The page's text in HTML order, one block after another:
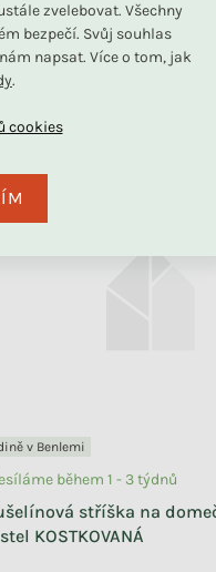
zvelebovat. Všechny
bezpečí. Svůj souhlas
napsat. Více o tom, jak
.
v Benlemi
stříška na
KOSTKOVANÁ
během 1 - 3 týdnů
Kč